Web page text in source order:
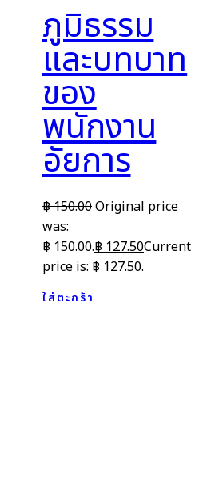
ภูมิธรรม
และบทบาท
ของ
พนักงาน
อัยการ
฿150.00Original price
was:
฿ 150.00.฿127.50Current
price is: ฿ 127.50.
ใส่ตะกร้า